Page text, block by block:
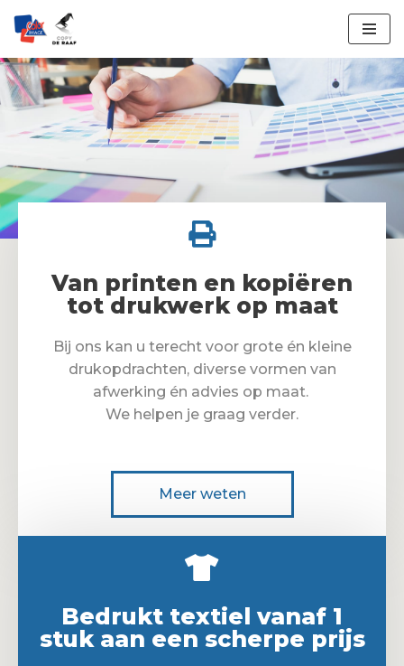
Ga
naar
de
inhoud
Van printen en kopiëren
tot drukwerk op maat
Bij ons kan u terecht voor grote én kleine
drukopdrachten, diverse vormen van
afwerking én advies op maat.
We helpen je graag verder.
Meer weten
Bedrukt textiel vanaf 1
stuk aan een scherpe prijs